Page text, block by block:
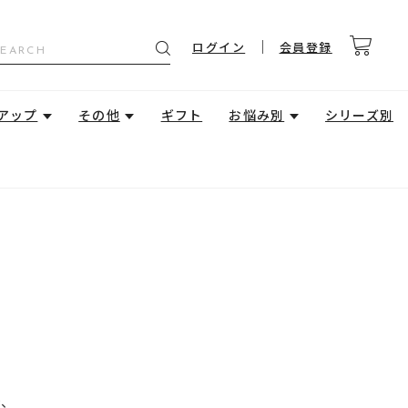
ログイン 会員登録
ップ その他 ギフト お悩み別 シリーズ別